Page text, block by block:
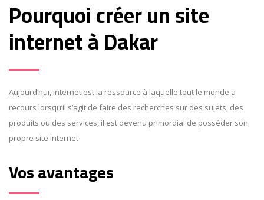
Pourquoi créer un site
internet à Dakar
Aujourd’hui, internet est la ressource à laquelle tout le monde a
recours lorsqu’il s’agit de faire des recherches sur des sujets, des
produits ou des services, il est devenu primordial de posséder son
propre site Internet
Vos avantages